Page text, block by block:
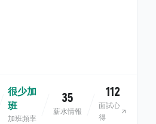
很少加
班
加班頻率
35
薪水情報
112
面試心
得